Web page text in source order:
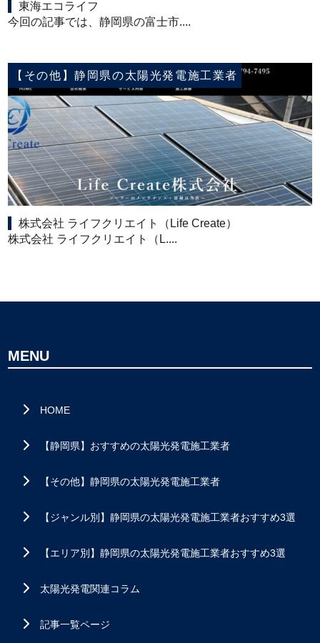
東海エコライフ
今回の記事では、静岡県の富士市....
【その他】静岡県の太陽光発電施工業者
株式会社 ライフクリエイト（Life Create）
株式会社 ライフクリエイト（L....
MENU
HOME
【静岡県】おすすめの太陽光発電施工業者
【その他】静岡県の太陽光発電施工業者
【ジャンル別】静岡県の太陽光発電施工業者おすすめ3選
【エリア別】静岡県の太陽光発電施工業者おすすめ3選
太陽光発電関連コラム
記事一覧ページ